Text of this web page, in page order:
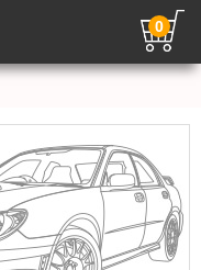
0